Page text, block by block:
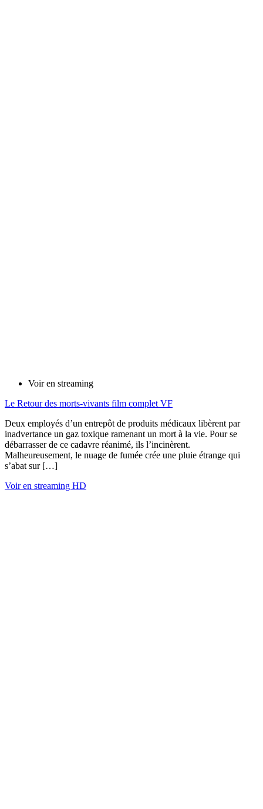
Voir en streaming
Le Retour des morts-vivants film complet VF
Deux employés d’un entrepôt de produits médicaux libèrent par
inadvertance un gaz toxique ramenant un mort à la vie. Pour se
débarrasser de ce cadavre réanimé, ils l’incinèrent.
Malheureusement, le nuage de fumée crée une pluie étrange qui
s’abat sur […]
Voir en streaming HD